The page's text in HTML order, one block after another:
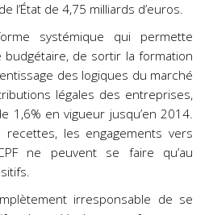
l’État de 4,75 milliards d’euros.
systémique qui permette
budgétaire, de sortir la formation
des logiques du marché
légales des entreprises,
1,6% en vigueur jusqu’en 2014.
recettes, les engagements vers
ne peuvent se faire qu’au
irresponsable de se